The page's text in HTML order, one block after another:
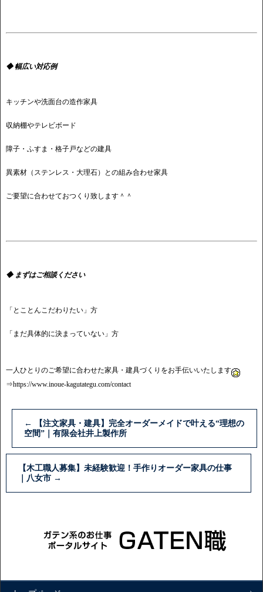
◆ 幅広い対応例
キッチンや洗面台の造作家具
収納棚やテレビボード
障子・ふすま・格子戸などの建具
異素材（ステンレス・大理石）との組み合わせ家具
ご要望に合わせておつくり致します＾＾
◆ まずはご相談ください
「とことんこだわりたい」方
「まだ具体的に決まっていない」方
一人ひとりのご希望に合わせた家具・建具づくりをお手伝いいたします
⇒https://www.inoue-kagutategu.com/contact
←
【注文家具・建具】完全オーダーメイドで叶える“理想の
空間”｜有限会社井上製作所
【木工職人募集】未経験歓迎！手作りオーダー家具の仕事
｜八女市 →